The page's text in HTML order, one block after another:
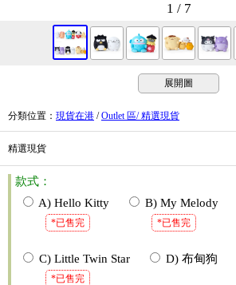
1 / 7
展開圖
分類位置 ： 現貨在港 /Outlet 區/ 精選現貨
精選現貨
款式：
A) Hello Kitty
*已售完
B) My Melody
*已售完
C) Little Twin Star
*已售完
D) 布甸狗